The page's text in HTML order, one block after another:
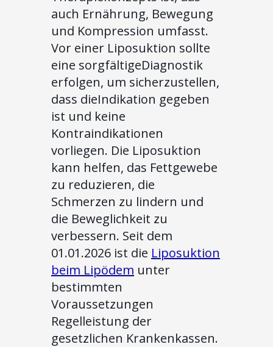
auch Ernährung, Bewegung
und Kompression umfasst.
Vor einer Liposuktion sollte
eine sorgfältigeDiagnostik
erfolgen, um sicherzustellen,
dass dieIndikation gegeben
ist und keine
Kontraindikationen
vorliegen. Die Liposuktion
kann helfen, das Fettgewebe
zu reduzieren, die
Schmerzen zu lindern und
die Beweglichkeit zu
verbessern. Seit dem
01.01.2026 ist die Liposuktion
beim Lipödem unter
bestimmten
Voraussetzungen
Regelleistung der
gesetzlichen Krankenkassen.